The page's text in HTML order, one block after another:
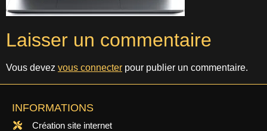
Laisser un commentaire
Vous devez vous connecter pour publier un commentaire.
INFORMATIONS
Création site internet